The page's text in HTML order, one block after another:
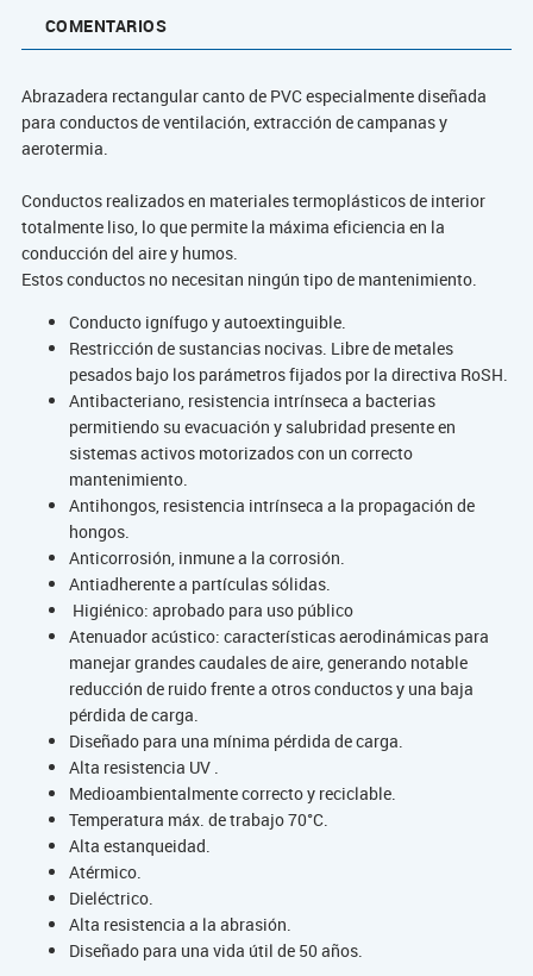
COMENTARIOS
Abrazadera rectangular canto de PVC especialmente diseñada
para conductos de ventilación, extracción de campanas y
aerotermia.
Conductos realizados en materiales termoplásticos de interior
totalmente liso, lo que permite la máxima eficiencia en la
conducción del aire y humos.
Estos conductos no necesitan ningún tipo de mantenimiento.
Conducto ignífugo y autoextinguible.
Restricción de sustancias nocivas. Libre de metales
pesados bajo los parámetros fijados por la directiva RoSH.
Antibacteriano, resistencia intrínseca a bacterias
permitiendo su evacuación y salubridad presente en
sistemas activos motorizados con un correcto
mantenimiento.
Antihongos, resistencia intrínseca a la propagación de
hongos.
Anticorrosión, inmune a la corrosión.
Antiadherente a partículas sólidas.
Higiénico: aprobado para uso público
Atenuador acústico: características aerodinámicas para
manejar grandes caudales de aire, generando notable
reducción de ruido frente a otros conductos y una baja
pérdida de carga.
Diseñado para una mínima pérdida de carga.
Alta resistencia UV .
Medioambientalmente correcto y reciclable.
Temperatura máx. de trabajo 70°C.
Alta estanqueidad.
Atérmico.
Dieléctrico.
Alta resistencia a la abrasión.
Diseñado para una vida útil de 50 años.